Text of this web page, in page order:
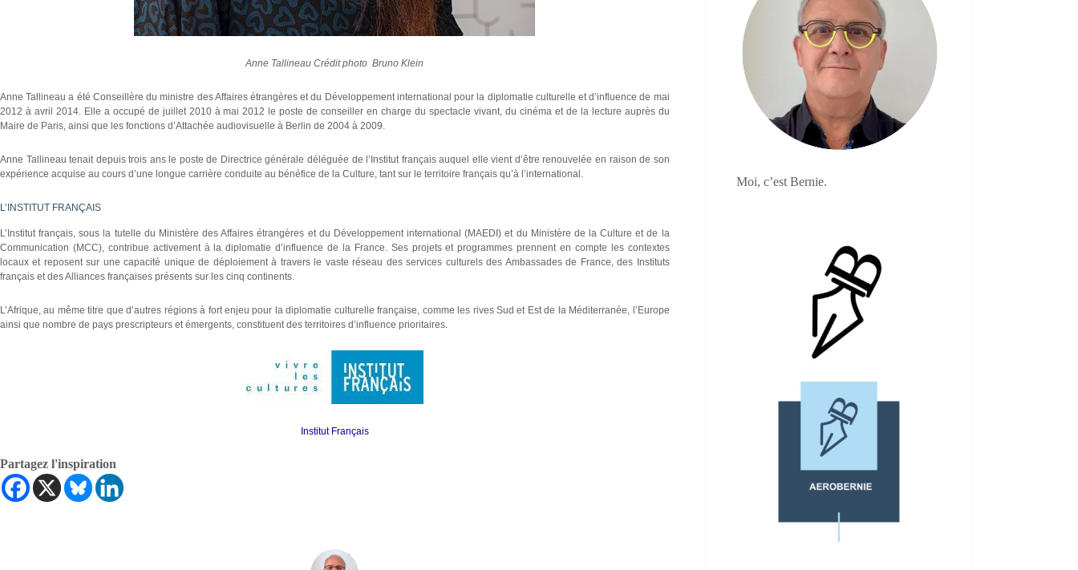
Anne Tallineau Crédit photo Bruno Klein
Anne Tallineau a été Conseillère du ministre des Affaires étrangères et du Développement international pour la diplomatie culturelle et d’influence de mai
2012 à avril 2014. Elle a occupé de juillet 2010 à mai 2012 le poste de conseiller en charge du spectacle vivant, du cinéma et de la lecture auprès du
Maire de Paris, ainsi que les fonctions d’Attachée audiovisuelle à Berlin de 2004 à 2009.
Anne Tallineau tenait depuis trois ans le poste de Directrice générale déléguée de l’Institut français auquel elle vient d’être renouvelée en raison de son
expérience acquise au cours d’une longue carrière conduite au bénéfice de la Culture, tant sur le territoire français qu’à l’international.
L’INSTITUT FRANÇAIS
L’Institut français, sous la tutelle du Ministère des Affaires étrangères et du Développement international (MAEDI) et du Ministère de la Culture et de la
Communication (MCC), contribue activement à la diplomatie d’influence de la France. Ses projets et programmes prennent en compte les contextes
locaux et reposent sur une capacité unique de déploiement à travers le vaste réseau des services culturels des Ambassades de France, des Instituts
français et des Alliances françaises présents sur les cinq continents.
L’Afrique, au même titre que d’autres régions à fort enjeu pour la diplomatie culturelle française, comme les rives Sud et Est de la Méditerranée, l’Europe
ainsi que nombre de pays prescripteurs et émergents, constituent des territoires d’influence prioritaires.
Institut Français
Partagez l'inspiration
Moi, c’est Bernie.